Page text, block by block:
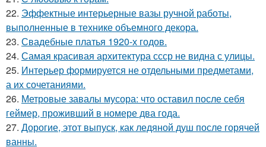
22. Эффектные интерьерные вазы ручной работы,
выполненные в технике объемного декора.
23. Свадебные платья 1920-х годов.
24. Самая красивая архитектура ссср не видна с улицы.
25. Интерьер формируется не отдельными предметами,
а их сочетаниями.
26. Метровые завалы мусора: что оставил после себя
геймер, проживший в номере два года.
27. Дорогие, этот выпуск, как ледяной душ после горячей
ванны.